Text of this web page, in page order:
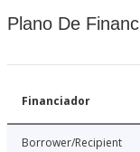
Plano De
Financiador
Borrower/Recipient